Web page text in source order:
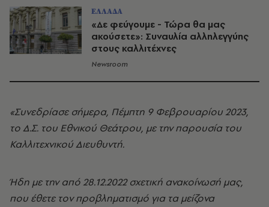
ΕΛΛΑΔΑ
«Δε φεύγουμε - Τώρα θα μας
ακούσετε»: Συναυλία αλληλεγγύης
στους καλλιτέχνες
Newsroom
«Συνεδρίασε σήμερα, Πέμπτη 9 Φεβρουαρίου 2023,
το Δ.Σ. του Εθνικού Θεάτρου, με την παρουσία του
Καλλιτεχνικού Διευθυντή.
Ήδη με την από 28.12.2022 σχετική ανακοίνωσή μας,
που έθετε τον προβληματισμό για τα μείζονα